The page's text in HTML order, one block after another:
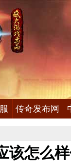
传奇发布网
该怎么